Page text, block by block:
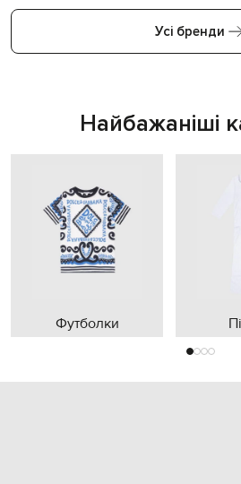
Усі бренди
Найбажаніші
Футболки